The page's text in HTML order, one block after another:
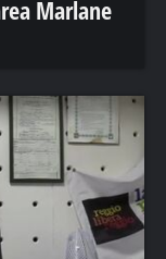
Marlane